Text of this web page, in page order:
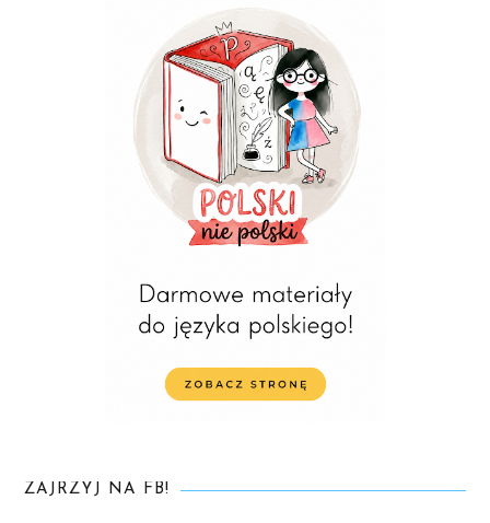
ZAJRZYJ NA FB!